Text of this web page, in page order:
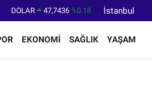
DOLAR 47,7436 %0.18
İstanbul
EKONOMİ SAĞLIK YAŞAM